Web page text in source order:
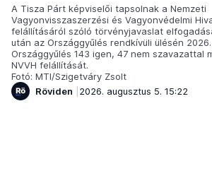
A Tisza Párt képviselői tapsolnak a Nemzeti
Vagyonvisszaszerzési és Vagyonvédelmi
felállításáról szóló törvényjavaslat
után az Országgyűlés rendkívüli ülésén
Országgyűlés 143 igen, 47 nem szavazattal
NVVH felállítását.
Fotó: MTI/Szigetváry Zsolt
Röviden
2026. augusztus 5. 15:22